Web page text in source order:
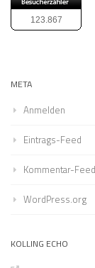
123.867
META
Anmelden
Eintrags-Feed
Kommentar-Feed
WordPress.org
KOLLING ECHO